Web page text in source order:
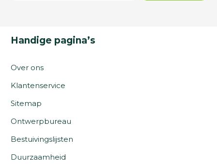
Handige pagina’s
Over ons
Klantenservice
Sitemap
Ontwerpbureau
Bestuivingslijsten
Duurzaamheid